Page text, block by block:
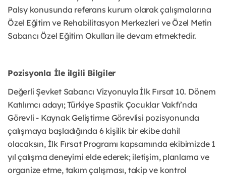
Palsy konusunda referans kurum olarak çalışmalarına
Özel Eğitim ve Rehabilitasyon Merkezleri ve Özel Metin
Sabancı Özel Eğitim Okulları ile devam etmektedir.
Pozisyonla İle ilgili Bilgiler
Değerli Şevket Sabancı Vizyonuyla İlk Fırsat 10. Dönem
Katılımcı adayı; Türkiye Spastik Çocuklar Vakfı’nda
Görevli - Kaynak Geliştirme Görevlisi pozisyonunda
çalışmaya başladığında 6 kişilik bir ekibe dahil
olacaksın, İlk Fırsat Programı kapsamında ekibimizde 1
yıl çalışma deneyimi elde ederek; iletişim, planlama ve
organize etme, takım çalışması, takip ve kontrol